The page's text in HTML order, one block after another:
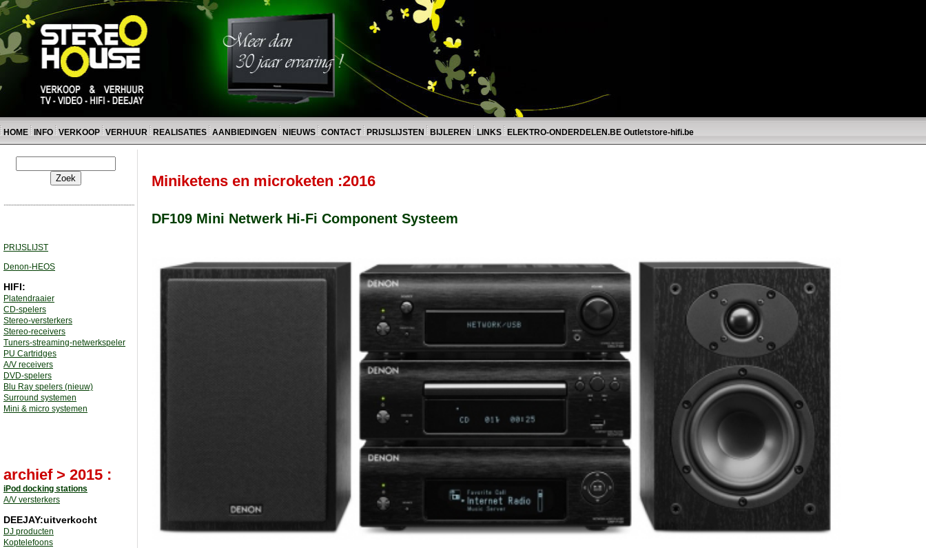
HOME INFO VERKOOP VERHUUR REALISATIES AANBIEDINGEN NIEUWS CONTACT PRIJSLIJSTEN BIJLEREN LINKS ELEKTRO-ONDERDELEN.BE Outletstore-hifi.be
PRIJSLIJST
Denon-HEOS
HIFI:
Platendraaier
CD-spelers
Stereo-versterkers
Stereo-receivers
Tuners-streaming-netwerkspeler
PU Cartridges
A/V receivers
DVD-spelers
Blu Ray spelers (nieuw)
Surround systemen
Mini & micro systemen
archief > 2015 :
iPod docking stations
A/V versterkers
DEEJAY:uitverkocht
DJ producten
Koptelefoons
Miniketens en microketen :2016
DF109 Mini Netwerk Hi-Fi Component Systeem